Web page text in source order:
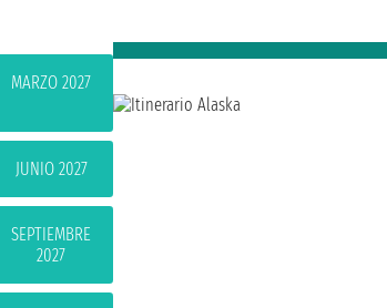
MARZO 2027
JUNIO 2027
SEPTIEMBRE
2027